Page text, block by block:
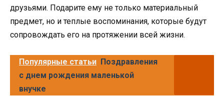
друзьями. Подарите ему не только материальный
предмет, но и теплые воспоминания, которые будут
сопровождать его на протяжении всей жизни.
Популярные статьи Поздравления
с днем рождения маленькой
внучке